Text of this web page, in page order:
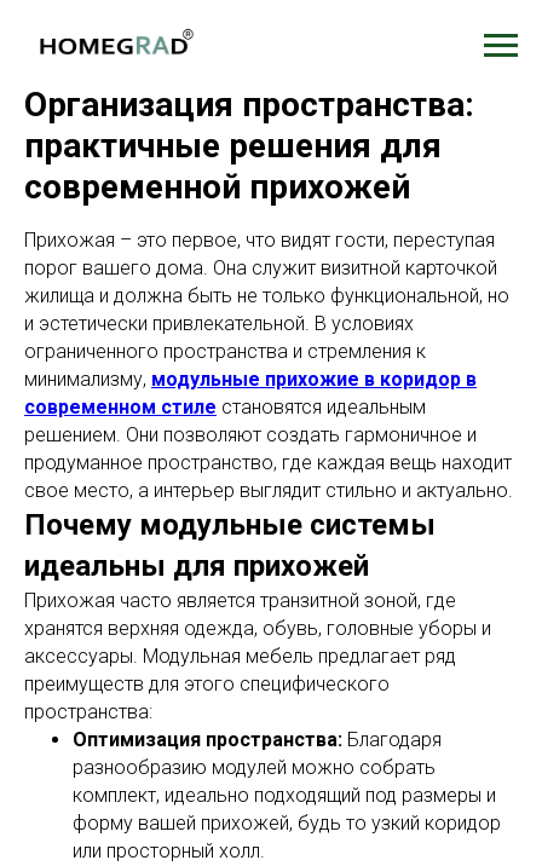
Организация пространства:
практичные решения для
современной прихожей
Прихожая – это первое, что видят гости, переступая
порог вашего дома. Она служит визитной карточкой
жилища и должна быть не только функциональной, но
и эстетически привлекательной. В условиях
ограниченного пространства и стремления к
минимализму, модульные прихожие в коридор в
современном стиле становятся идеальным
решением. Они позволяют создать гармоничное и
продуманное пространство, где каждая вещь находит
свое место, а интерьер выглядит стильно и актуально.
Почему модульные системы
идеальны для прихожей
Прихожая часто является транзитной зоной, где
хранятся верхняя одежда, обувь, головные уборы и
аксессуары. Модульная мебель предлагает ряд
преимуществ для этого специфического
пространства:
Оптимизация пространства: Благодаря
разнообразию модулей можно собрать
комплект, идеально подходящий под размеры и
форму вашей прихожей, будь то узкий коридор
или просторный холл.